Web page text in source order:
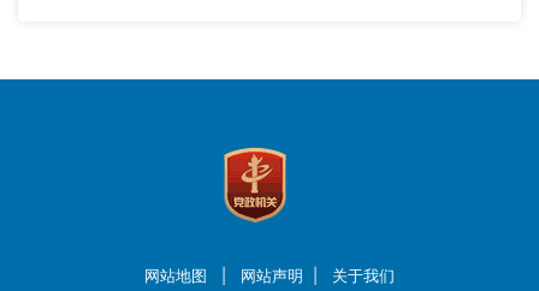
网站地图 网站声明 关于我们